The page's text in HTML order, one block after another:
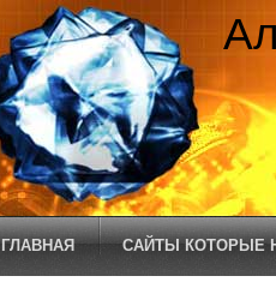
ГЛАВНАЯ САЙТЫ КОТОРЫЕ